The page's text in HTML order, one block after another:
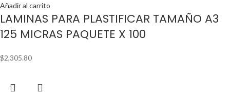
Añadir al carrito
LAMINAS PARA PLASTIFICAR TAMAÑO A3
125 MICRAS PAQUETE X 100
$2,305.80